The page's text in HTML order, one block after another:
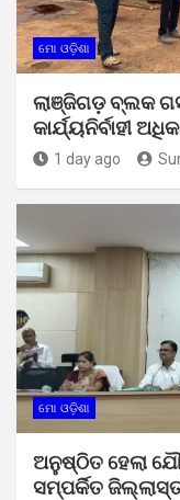
ମୋ ଓଡ଼ିଶା
ଲାଞ୍ଜିଗଡ଼ ବ୍ଲକ
କାର୍ଯ୍ୟନିର୍ବାହୀ
1 day ago
ମୋ ଓଡ଼ିଶା
ଅନୁଷ୍ଠିତ ହେଲା
ସମ୍ପର୍କିତ